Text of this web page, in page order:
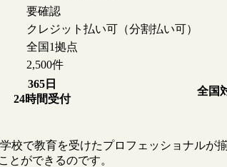
要確認
クレジット払い可（分割払い可）
全国1拠点
2,500件
365日
24時間受付
全国
校で教育を受けたプロフェッショナル
とができるのです。